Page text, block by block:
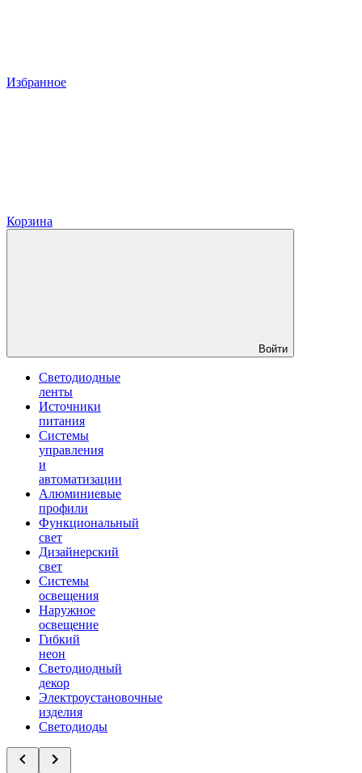
Избранное
Корзина
Войти
Светодиодные
ленты
Источники
питания
Системы
управления
и
автоматизации
Алюминиевые
профили
Функциональный
свет
Дизайнерский
свет
Системы
освещения
Наружное
освещение
Гибкий
неон
Светодиодный
декор
Электроустановочные
изделия
Светодиоды